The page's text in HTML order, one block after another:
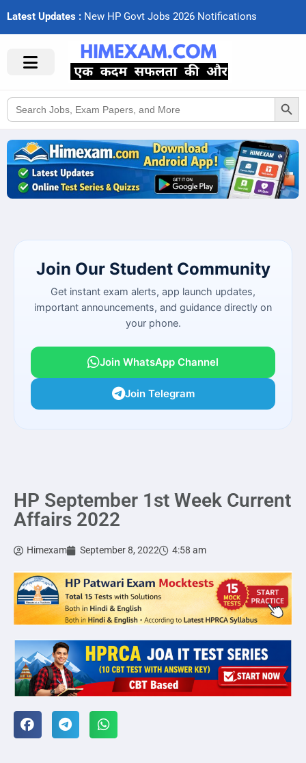
Latest Updates : New HP Govt Jobs 2026 Notifcations
Search
for:
Search Button
Join Our Student Community
Get instant exam alerts, app launch updates,
important announcements, and guidance directly on
your phone.
Join WhatsApp Channel
Join Telegram
HP September 1st Week Current
Affairs 2022
Himexam September 8, 2022 4:58 am